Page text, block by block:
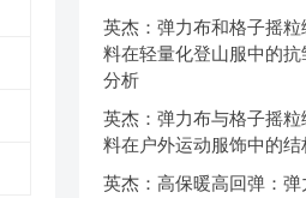
英杰：弹力布和格子摇
料在轻量化登山服中的抗
分析
英杰：弹力布与格子摇
料在户外运动服饰中的
英杰：高保暖高回弹：